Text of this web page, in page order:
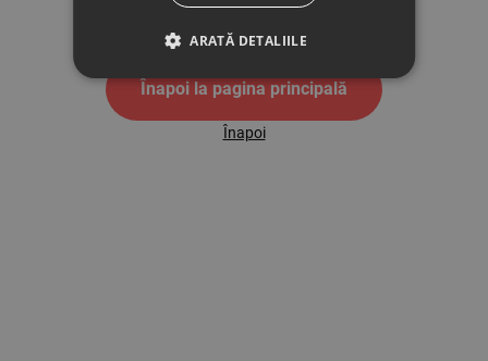
Înapoi la pagina principală
Înapoi
ARATĂ DETALIILE